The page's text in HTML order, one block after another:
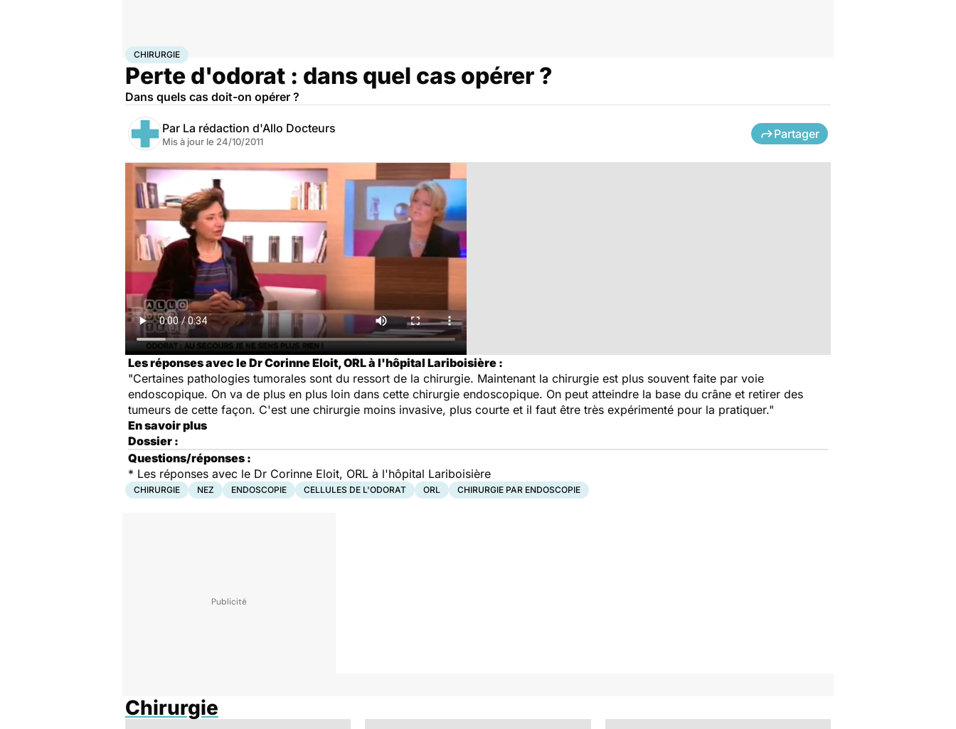
AccueilSantéMaladies
CHIRURGIE
Perte d'odorat : dans quel cas opérer ?
Dans quels cas doit-on opérer ?
Par La rédaction d'Allo Docteurs
Mis à jour le 24/10/2011
Partager
Les réponses avec le Dr Corinne Eloit, ORL à l'hôpital Lariboisière :
"Certaines pathologies tumorales sont du ressort de la chirurgie. Maintenant la chirurgie est plus souvent faite par voie
endoscopique. On va de plus en plus loin dans cette chirurgie endoscopique. On peut atteindre la base du crâne et retirer des
tumeurs de cette façon. C'est une chirurgie moins invasive, plus courte et il faut être très expérimenté pour la pratiquer."
En savoir plus
Dossier :
Questions/réponses :
* Les réponses avec le Dr Corinne Eloit, ORL à l'hôpital Lariboisière
CHIRURGIE NEZ ENDOSCOPIE CELLULES DE L'ODORAT ORL CHIRURGIE PAR ENDOSCOPIE
Chirurgie